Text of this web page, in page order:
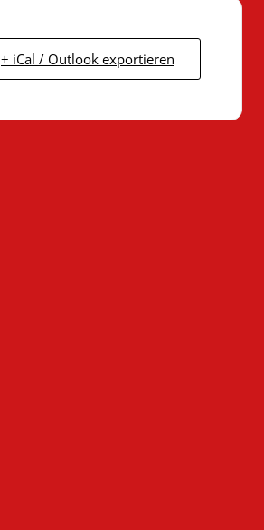
+ iCal / Outlook exportieren